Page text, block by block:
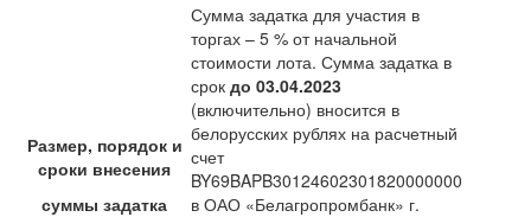
Размер, порядок и
сроки внесения
суммы задатка
Сумма задатка для участия в
торгах – 5 % от начальной
стоимости лота. Сумма задатка в
срок до 03.04.2023
(включительно) вносится в
белорусских рублях на расчетный
счет
BY69BAPB30124602301820000000
в ОАО «Белагропромбанк» г.